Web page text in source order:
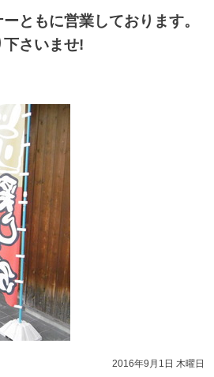
と もに営業しております。
下さいませ!
2016年9月1日 木曜日